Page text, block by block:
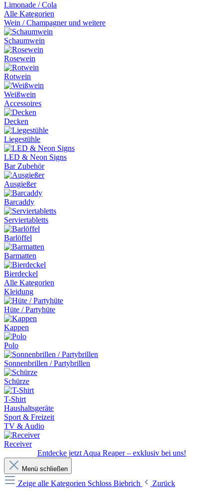
Limonade / Cola
Alle Kategorien
Wein / Champagner und weitere
Schaumwein
Rosewein
Rotwein
Weißwein
Accessoires
Decken
Liegestühle
LED & Neon Signs
Bar Zubehör
Ausgießer
Barcaddy
Serviertabletts
Barlöffel
Barmatten
Bierdeckel
Alle Kategorien
Kleidung
Hüte / Partyhüte
Kappen
Polo
Sonnenbrillen / Partybrillen
Schürze
T-Shirt
Haushaltsgeräte
Sport & Freizeit
TV & Audio
Receiver
Entdecke jetzt Aqua Reaper – exklusiv bei uns!
Menü schließen
Zeige alle Kategorien Schloss Biebrich Zurück